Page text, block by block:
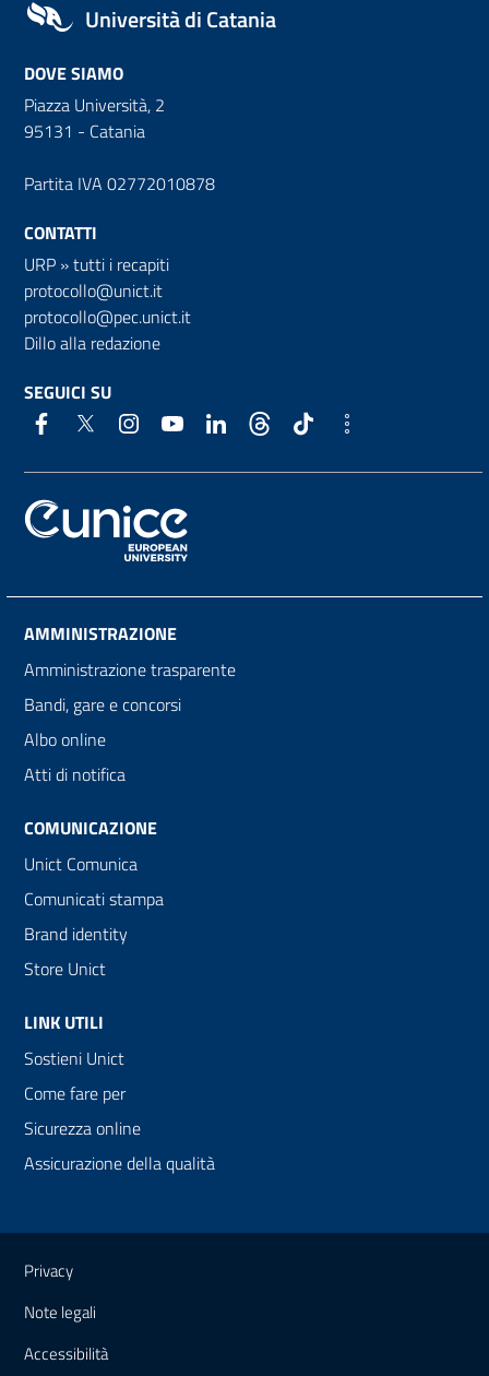
Università di Catania
DOVE SIAMO
Piazza Università, 2
95131 - Catania
Partita IVA 02772010878
CONTATTI
URP »tutti i recapiti
protocollo@unict.it
protocollo@pec.unict.it
Dillo alla redazione
SEGUICI SU
AMMINISTRAZIONE
Amministrazione trasparente
Bandi, gare e concorsi
Albo online
Atti di notifica
COMUNICAZIONE
Unict Comunica
Comunicati stampa
Brand identity
Store Unict
LINK UTILI
Sostieni Unict
Come fare per
Sicurezza online
Assicurazione della qualità
Link e informazioni utili
Privacy
Note legali
Accessibilità